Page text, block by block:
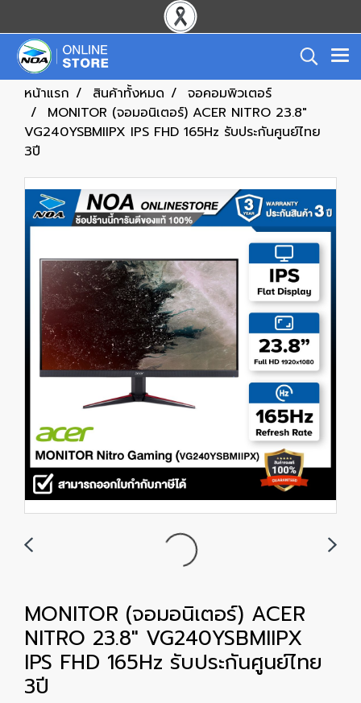
หน้าแรก สินค้าทั้งหมด
จอคอมพิวเตอร์
MONITOR (จอมอนิเตอร์) ACER NITRO 23.8"
VG240YSBMIIPX IPS FHD 165Hz รับประกันศูนย์ไทย
3ปี
MONITOR (จอมอนิเตอร์) ACER
NITRO 23.8" VG240YSBMIIPX
IPS FHD 165Hz รับประกันศูนย์ไทย
3ปี